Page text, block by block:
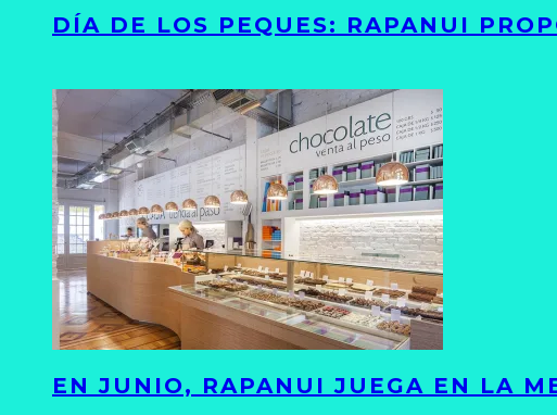
DÍA DE LOS PEQUES: RAPANUI
EN JUNIO, RAPANUI JUEGA EN LA